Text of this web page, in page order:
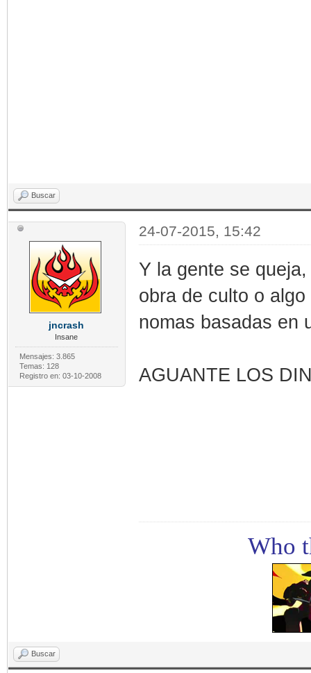
Buscar
jncrash
Insane
Mensajes: 3.865
Temas: 128
Registro en: 03-10-2008
24-07-2015, 15:42
Y la gente se
obra de culto o
nomas basadas en
AGUANTE LOS
Who
Buscar